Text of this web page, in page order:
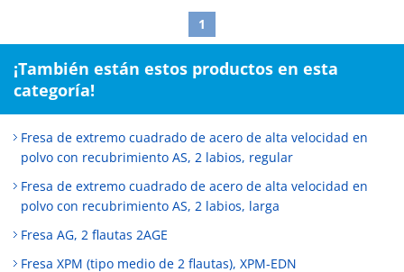
1
¡También están estos productos en esta
categoría!
Fresa de extremo cuadrado de acero de alta velocidad en
polvo con recubrimiento AS, 2 labios, regular
Fresa de extremo cuadrado de acero de alta velocidad en
polvo con recubrimiento AS, 2 labios, larga
Fresa AG, 2 flautas 2AGE
Fresa XPM (tipo medio de 2 flautas), XPM-EDN